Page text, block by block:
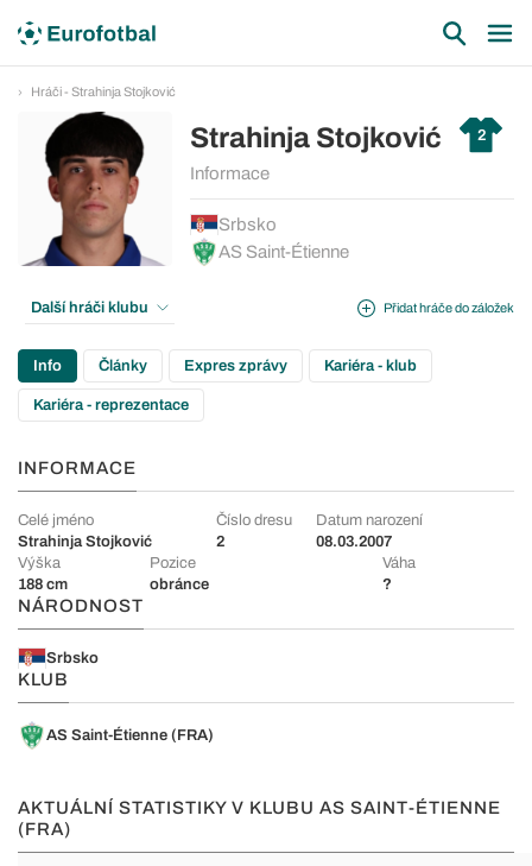
Hráči - Strahinja Stojković
Strahinja Stojković 2
Informace
Srbsko
AS Saint-Étienne
Přidat hráče do záložek
Další hráči klubu
Info Články Expres zprávy Kariéra - klub
Kariéra - reprezentace
INFORMACE
Celé jméno
Strahinja Stojković
Číslo dresu
2
Datum narození
08.03.2007
Výška
188 cm
Pozice
obránce
Váha
?
NÁRODNOST
Srbsko
KLUB
AS Saint-Étienne (FRA)
AKTUÁLNÍ STATISTIKY V KLUBU AS SAINT-ÉTIENNE
(FRA)